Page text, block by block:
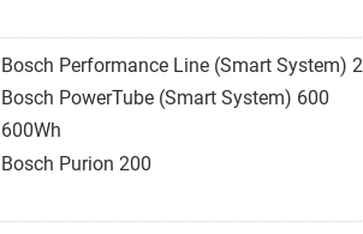
Bosch Performance Line (Smart System)
Bosch PowerTube (Smart System) 600
600Wh
Bosch Purion 200